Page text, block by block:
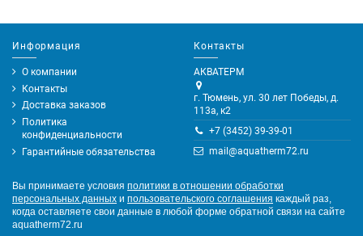
Информация
О компании
Контакты
Доставка заказов
Политика
конфиденциальности
Гарантийные обязательства
Контакты
АКВАТЕРМ
г. Тюмень, ул. 30 лет Победы, д.
113а, к2
+7 (3452) 39-39-01
mail@aquatherm72.ru
Вы принимаете условия политики в отношении обработки
персональных данных и пользовательского соглашения каждый раз,
когда оставляете свои данные в любой форме обратной связи на сайте
aquatherm72.ru